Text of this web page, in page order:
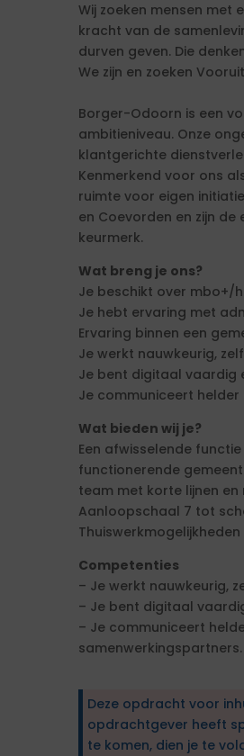
Wij zoeken mensen met
kracht van de
durven geven. Die
We zijn en zoeken
Borger-Odoorn is een
ambitieniveau. Onze
klantgerichte
Kenmerkend voor ons
ruimte voor eigen
en Coevorden en zijn
keurmerk.
Wat breng je ons?
Je beschikt over mbo+/
Je hebt ervaring met
Ervaring binnen een
Je werkt nauwkeurig,
Je bent digitaal vaardig
Je communiceert
Wat bieden wij je?
Een afwisselende
functionerende
team met korte lijnen
Aanloopschaal 7 tot
Competenties
– Je werkt nauwkeurig,
– Je bent digitaal
– Je communiceert
samenwerkingspartners.
Deze opdracht voor
opdrachtgever heeft
te komen, dien je te